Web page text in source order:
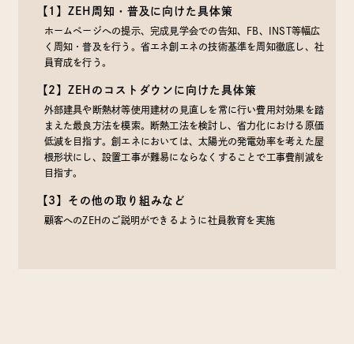
【1】ZEH周知・普及に向けた具体策
ホームページへの提示、完成見学会での告知、FB、INST等幅広
く周知・普及を行う。省エネ創エネの技術基準を周知徹底し、社
員育成を行う。
【2】ZEHのコストダウンに向けた具体策
外部建具や断熱材等使用建材の見直しを常に行い費用対効果を踏
まえた最良方法を模索。断熱工法を検討し、省力化における原価
低減を目指す。創エネにおいては、太陽光の発電効率を考えた屋
根形状にし、設置工事が難易にならなくすることで工事費削減を
目指す。
【3】その他の取り組みなど
顧客へのZEHのご説明ができるように社員教育を実施